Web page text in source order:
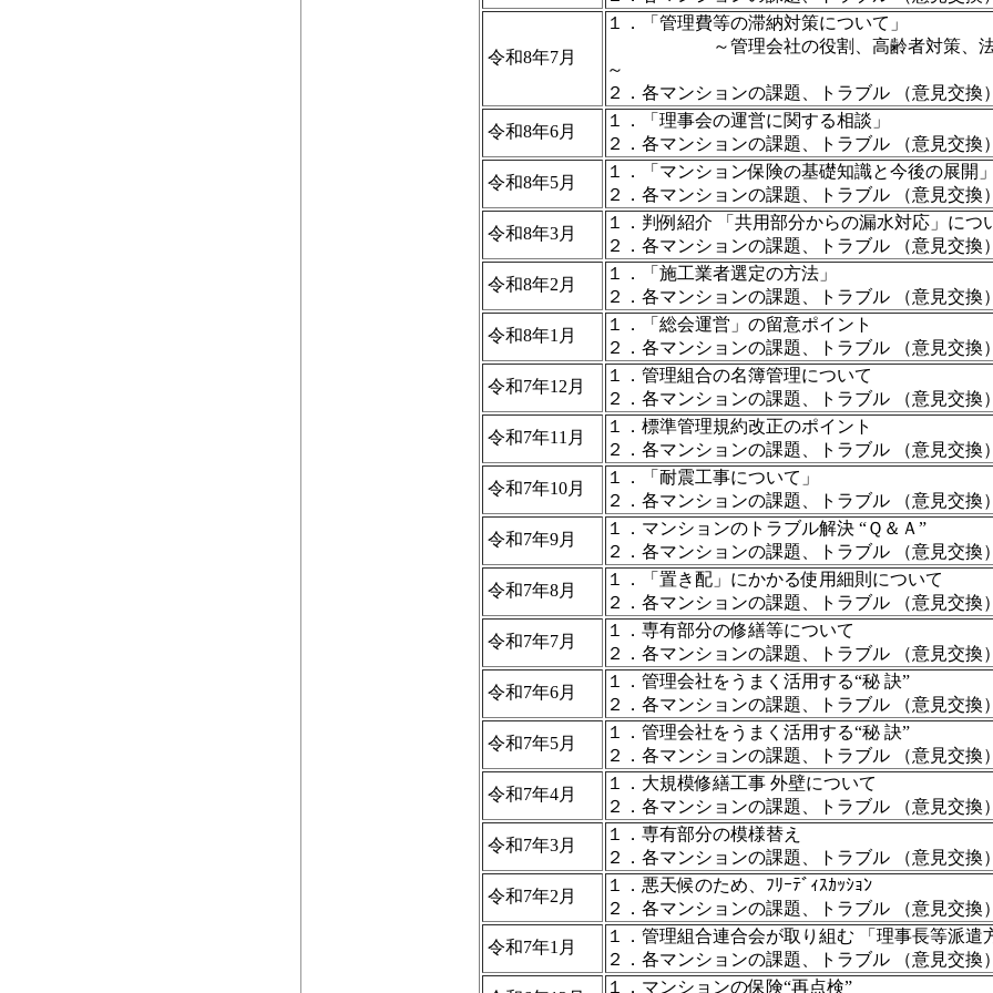
令和8年7月
１．「管理費等の滞納対策について」
～管理会社の役割、高齢者対策、法改
～
２．各マンションの課題、トラブル （意見交換）
令和8年6月
１．「理事会の運営に関する相談」
２．各マンションの課題、トラブル （意見交換）
令和8年5月
１．「マンション保険の基礎知識と今後の展開」
２．各マンションの課題、トラブル （意見交換）
令和8年3月
１．判例紹介 「共用部分からの漏水対応」につ
２．各マンションの課題、トラブル （意見交換）
令和8年2月
１．「施工業者選定の方法」
２．各マンションの課題、トラブル （意見交換）
令和8年1月
１．「総会運営」の留意ポイント
２．各マンションの課題、トラブル （意見交換）
令和7年12月
１．管理組合の名簿管理について
２．各マンションの課題、トラブル （意見交換）
令和7年11月
１．標準管理規約改正のポイント
２．各マンションの課題、トラブル （意見交換）
令和7年10月
１．「耐震工事について」
２．各マンションの課題、トラブル （意見交換）
令和7年9月
１．マンションのトラブル解決 “Ｑ＆Ａ”
２．各マンションの課題、トラブル （意見交換）
令和7年8月
１．「置き配」にかかる使用細則について
２．各マンションの課題、トラブル （意見交換）
令和7年7月
１．専有部分の修繕等について
２．各マンションの課題、トラブル （意見交換）
令和7年6月
１．管理会社をうまく活用する“秘 訣”
２．各マンションの課題、トラブル （意見交換）
令和7年5月
１．管理会社をうまく活用する“秘 訣”
２．各マンションの課題、トラブル （意見交換）
令和7年4月
１．大規模修繕工事 外壁について
２．各マンションの課題、トラブル （意見交換）
令和7年3月
１．専有部分の模様替え
２．各マンションの課題、トラブル （意見交換）
令和7年2月
１．悪天候のため、ﾌﾘｰﾃﾞｨｽｶｯｼｮﾝ
２．各マンションの課題、トラブル （意見交換）
令和7年1月
１．管理組合連合会が取り組む 「理事長等派遣
２．各マンションの課題、トラブル （意見交換）
１．マンションの保険“再点検”